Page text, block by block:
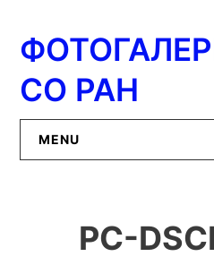
содержимому
СО РАН
MENU
ИЦиГ
PC-